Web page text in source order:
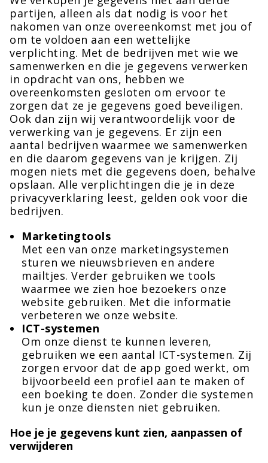
partijen, alleen als dat nodig is voor het
nakomen van onze overeenkomst met jou of
om te voldoen aan een wettelijke
verplichting. Met de bedrijven met wie we
samenwerken en die je gegevens verwerken
in opdracht van ons, hebben we
overeenkomsten gesloten om ervoor te
zorgen dat ze je gegevens goed beveiligen.
Ook dan zijn wij verantwoordelijk voor de
verwerking van je gegevens. Er zijn een
aantal bedrijven waarmee we samenwerken
en die daarom gegevens van je krijgen. Zij
mogen niets met die gegevens doen, behalve
opslaan. Alle verplichtingen die je in deze
privacyverklaring leest, gelden ook voor die
bedrijven.
Marketingtools
Met een van onze marketingsystemen
sturen we nieuwsbrieven en andere
mailtjes. Verder gebruiken we tools
waarmee we zien hoe bezoekers onze
website gebruiken. Met die informatie
verbeteren we onze website.
ICT-systemen
Om onze dienst te kunnen leveren,
gebruiken we een aantal ICT-systemen. Zij
zorgen ervoor dat de app goed werkt, om
bijvoorbeeld een profiel aan te maken of
een boeking te doen. Zonder die systemen
kun je onze diensten niet gebruiken.
Hoe je je gegevens kunt zien, aanpassen of
verwijderen